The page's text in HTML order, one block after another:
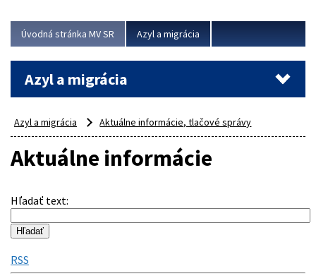
Úvodná stránka MV SR Azyl a migrácia
Azyl a migrácia
Azyl a migrácia Aktuálne informácie, tlačové správy
Aktuálne informácie
Hľadať text:
RSS